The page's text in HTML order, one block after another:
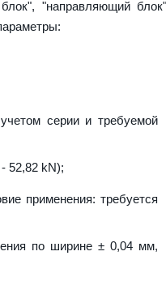
"направляющий
серии и требуемой
- 52,82 kN);
применения: требуется
по ширине ± 0,04 мм,